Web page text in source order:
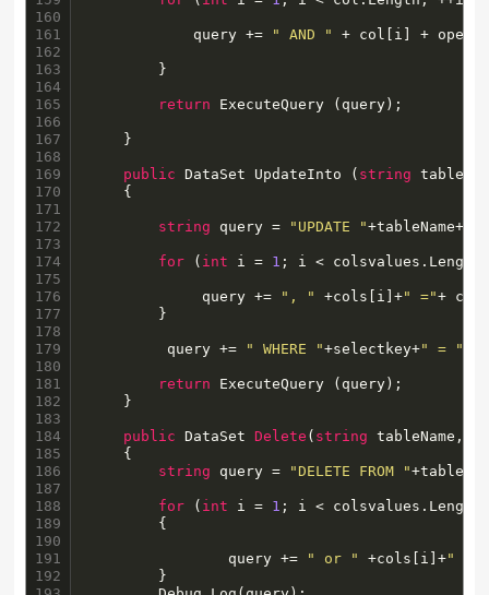
160
161
162
163
164
165
166
167
168
169
170
171
172
173
174
175
176
177
178
179
180
181
182
183
184
185
186
187
188
189
190
191
192
            query +=
" AND " + col[i] +
        }
return ExecuteQuery (query);
    }
public DataSet UpdateInto ( string
string query = "UPDATE "+tableName+
for ( int i = 1 ; i <
		 	 query +=
", " +cols[i]+" ="+
		 query +=
" WHERE "+selectkey+" = "
return ExecuteQuery (query);
public DataSet Delete ( string tableName,
string query = "DELETE FROM "
for ( int i = 1 ; i <
		 	    query +=
" or " +cols[i]+" =